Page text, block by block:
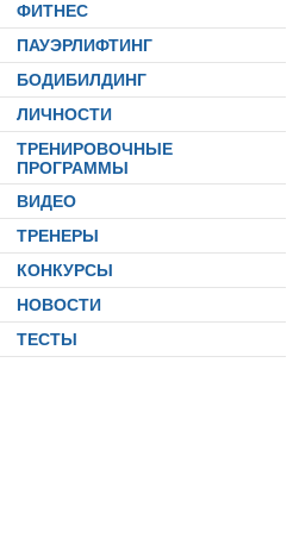
ФИТНЕС
ПАУЭРЛИФТИНГ
БОДИБИЛДИНГ
ЛИЧНОСТИ
ТРЕНИРОВОЧНЫЕ
ПРОГРАММЫ
ВИДЕО
ТРЕНЕРЫ
КОНКУРСЫ
НОВОСТИ
ТЕСТЫ